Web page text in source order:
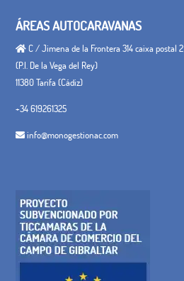
ÁREAS AUTOCARAVANAS
C / Jimena de la Frontera 314 caixa postal 2
(P.I. De la Vega del Rey)
11380 Tarifa (Cádiz)
+34 619261325
info@monogestionac.com